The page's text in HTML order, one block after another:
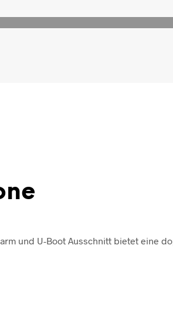
und U-Boot Ausschnitt bietet eine